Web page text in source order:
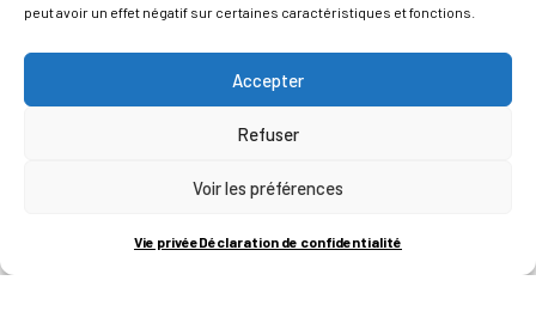
peut avoir un effet négatif sur certaines caractéristiques et fonctions.
Accepter
Refuser
Voir les préférences
Vie privéeDéclaration de confidentialité
Découvrez la nouvelle formation IWI, une certification
reconnue mondialement.